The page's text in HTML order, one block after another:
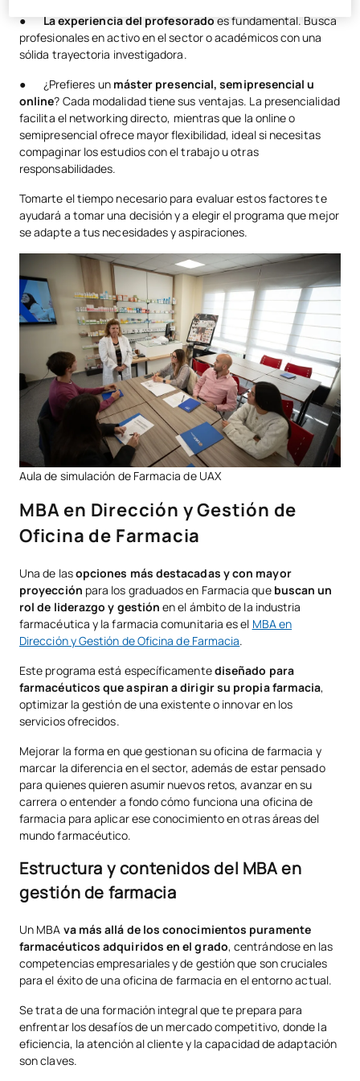
● La experiencia del profesoradoes fundamental. Busca
profesionales en activo en el sector o académicos con una
sólida trayectoria investigadora.
● ¿Prefieres un máster presencial, semipresencial u
online? Cada modalidad tiene sus ventajas. La presencialidad
facilita el networking directo, mientras que la online o
semipresencial ofrece mayor flexibilidad, ideal si necesitas
compaginar los estudios con el trabajo u otras
responsabilidades.
Tomarte el tiempo necesario para evaluar estos factores te
ayudará a tomar una decisión y a elegir el programa que mejor
se adapte a tus necesidades y aspiraciones.
Aula de simulación de Farmacia de UAX
MBA en Dirección y Gestión de
Oficina de Farmacia
Una de lasopciones más destacadas y con mayor
proyección para los graduados en Farmacia quebuscan un
rol de liderazgo y gestiónen el ámbito de la industria
farmacéutica y la farmacia comunitaria es el MBA en
Dirección y Gestión de Oficina de Farmacia.
Este programa está específicamentediseñado para
farmacéuticos que aspiran a dirigir su propia farmacia,
optimizar la gestión de una existente o innovar en los
servicios ofrecidos.
Mejorar la forma en que gestionan su oficina de farmacia y
marcar la diferencia en el sector, además de estar pensado
para quienes quieren asumir nuevos retos, avanzar en su
carrera o entender a fondo cómo funciona una oficina de
farmacia para aplicar ese conocimiento en otras áreas del
mundo farmacéutico.
Estructura y contenidos del MBA en
gestión de farmacia
Un MBA va más allá de los conocimientos puramente
farmacéuticos adquiridos en el grado, centrándose en las
competencias empresariales y de gestión que son cruciales
para el éxito de una oficina de farmacia en el entorno actual.
Se trata de una formación integral que te prepara para
enfrentar los desafíos de un mercado competitivo, donde la
eficiencia, la atención al cliente y la capacidad de adaptación
son claves.